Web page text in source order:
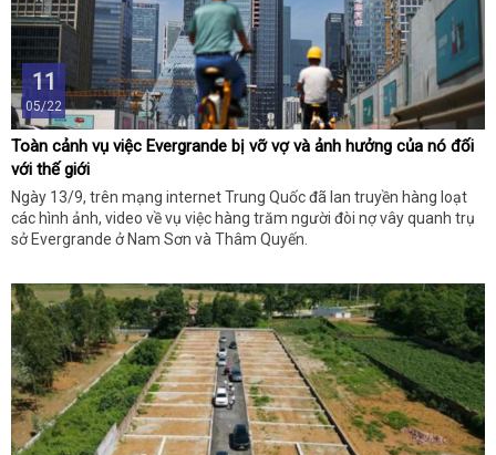
11
05/22
Toàn cảnh vụ việc Evergrande bị vỡ vợ và ảnh hưởng của nó đối
với thế giới
Ngày 13/9, trên mạng internet Trung Quốc đã lan truyền hàng loạt
các hình ảnh, video về vụ việc hàng trăm người đòi nợ vây quanh trụ
sở Evergrande ở Nam Sơn và Thâm Quyến.